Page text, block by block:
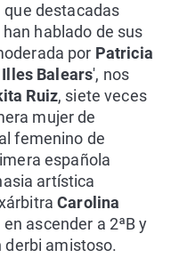
que destacadas
han hablado de sus
por Patricia
Balears', nos
Ruiz, siete veces
mujer de
femenino de
española
artística
Carolina
ascender a 2ªB y
derbi amistoso.